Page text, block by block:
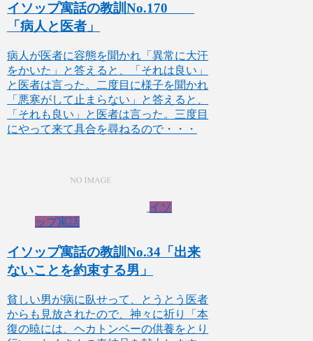
イソップ寓話の教訓No.170
「病人と医者」
病人が医者に容態を聞かれ「異常に大汗
をかいた」と答えると、「それは良い」
と医者は言った。二度目に様子を聞かれ
「悪寒がして止まらない」と答えると、
「それも良い」と医者は言った。三度目
にやって来て具合を尋ねるので・・・
イソ
ップ寓話
イソップ寓話の教訓No.34「出来
ないことを約束する男」
貧しい男が病に臥せって、とうとう医者
からも見放されたので、神々に祈り「本
復の暁には、ヘカトンベーの供養をとり